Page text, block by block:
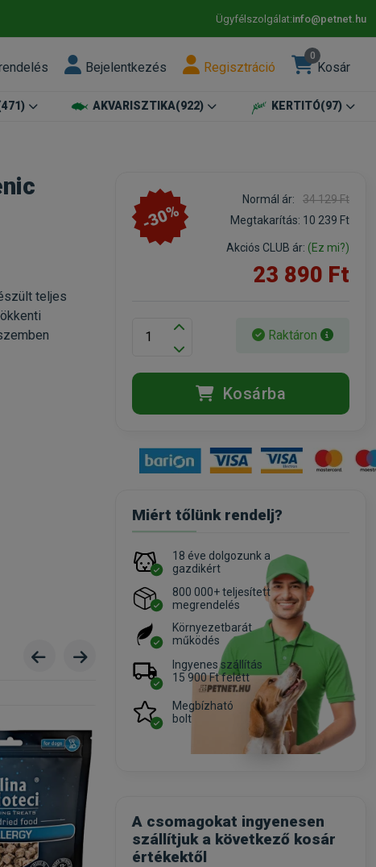
Ügyfélszolgálat:info@petnet.hu
Bejelentkezés Regisztráció
0
Kosár
AKVARISZTIKA(922) KERTITÓ(97)
teljes
-25% -25%
-30%
Normál ár:
34 129 Ft
Megtakarítás: 10 239 Ft
Akciós CLUB ár: (Ez mi?)
23 890 Ft
Raktáron
Kosárba
Miért tőlünk rendelj?
18 éve dolgozunk a
gazdikért
800 000+ teljesített
megrendelés
Környezetbarát
működés
Ingyenes szállítás
15 900 Ft felett
Megbízható
bolt
A csomagokat ingyenesen
szállítjuk a következő kosár
értékektől